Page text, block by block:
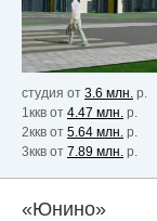
студия от 3.6 млн. р.
1ккв от 4.47 млн. р.
2ккв от 5.64 млн. р.
3ккв от 7.89 млн. р.
«Юнино»